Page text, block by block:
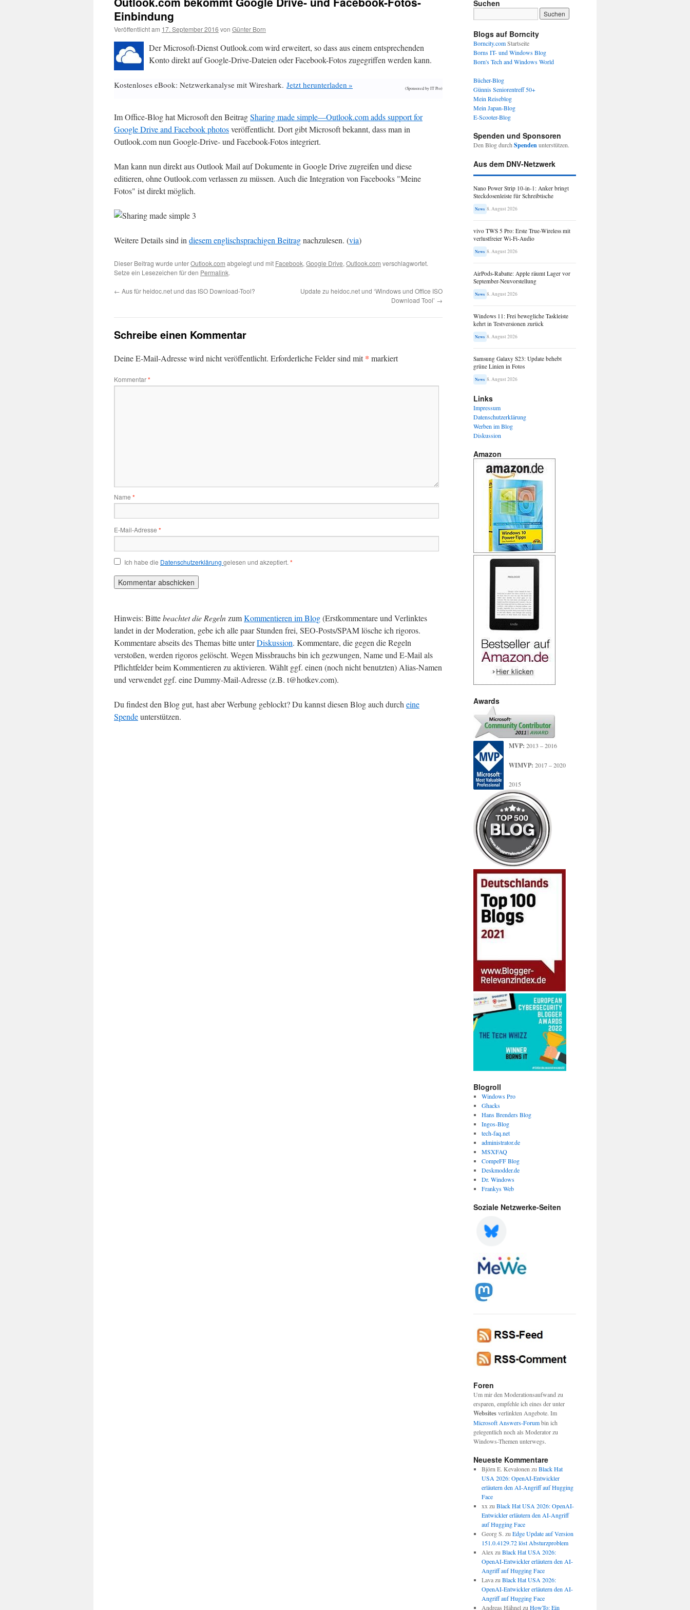
Einbindung
Veröffentlicht am 17. September 2016 von Günter Born
Der Microsoft-Dienst Outlook.com wird erweitert, so dass aus einem entsprechenden
Konto direkt auf Google-Drive-Dateien oder Facebook-Fotos zugegriffen werden kann.
Kostenloses eBook: Netzwerkanalyse mit Wireshark. Jetzt herunterladen » (Sponsored by IT Pro)
Im Office-Blog hat Microsoft den BeitragSharing made simple—Outlook.com adds support for
Google Drive and Facebook photosveröffentlicht. Dort gibt Microsoft bekannt, dass man in
Outlook.com nun Google-Drive- und Facebook-Fotos integriert.
Man kann nun direkt aus Outlook Mail auf Dokumente in Google Drive zugreifen und diese
editieren, ohne Outlook.com verlassen zu müssen. Auch die Integration von Facebooks "Meine
Fotos" ist direkt möglich.
Weitere Details sind in diesem englischsprachigen Beitragnachzulesen. (via)
Dieser Beitrag wurde unterOutlook.com abgelegt und mit Facebook, Google Drive, Outlook.com verschlagwortet.
Setze ein Lesezeichen für den Permalink.
← Aus für heidoc.net und das ISO Download-Tool?
Update zu heidoc.net und ‘Windows und Office ISO
Download Tool’ →
Schreibe einen Kommentar
Deine E-Mail-Adresse wird nicht veröffentlicht. Erforderliche Felder sind mit* markiert
Kommentar*
Name *
E-Mail-Adresse *
Ich habe die Datenschutzerklärung gelesen und akzeptiert. *
Hinweis: Bittebeachtet die RegelnzumKommentieren im Blog(Erstkommentare und Verlinktes
landet in der Moderation, gebe ich alle paar Stunden frei, SEO-Posts/SPAM lösche ich rigoros.
Kommentare abseits des Themas bitte unterDiskussion. Kommentare, die gegen die Regeln
verstoßen, werden rigoros gelöscht. Wegen Missbrauchs bin ich gezwungen, Name und E-Mail als
Pflichtfelder beim Kommentieren zu aktivieren. Wählt ggf. einen (noch nicht benutzten) Alias-Namen
und verwendet ggf. eine Dummy-Mail-Adresse (z.B. t@hotkev.com).
Du findest den Blog gut, hast aber Werbung geblockt? Du kannst diesen Blog auch durch eine
Spendeunterstützen.
Suchen
Blogs auf Borncity
Borncity.comStartseite
Borns IT- und Windows Blog
Born's Tech and Windows World
Bücher-Blog
Günnis Seniorentreff 50+
Mein Reiseblog
Mein Japan-Blog
E-Scooter-Blog
Spenden und Sponsoren
Den Blog durch Spendenunterstützen.
Aus dem DNV-Netzwerk
Nano Power Strip 10-in-1: Anker bringt
Steckdosenleiste für Schreibtische
News 8. August 2026
vivo TWS 5 Pro: Erste True-Wireless mit
verlustfreier Wi-Fi-Audio
News 8. August 2026
AirPods-Rabatte: Apple räumt Lager vor
September-Neuvorstellung
News 8. August 2026
Windows 11: Frei bewegliche Taskleiste
kehrt in Testversionen zurück
News 8. August 2026
Samsung Galaxy S23: Update behebt
grüne Linien in Fotos
News 8. August 2026
Links
Impressum
Datenschutzerklärung
Werben im Blog
Diskussion
Amazon
Awards
MVP: 2013 – 2016
WIMVP: 2017 – 2020
2015
Blogroll
Windows Pro
Ghacks
Hans Brenders Blog
Ingos-Blog
tech-faq.net
administrator.de
MSXFAQ
CompeFF Blog
Deskmodder.de
Dr. Windows
Frankys Web
Soziale Netzwerke-Seiten
Foren
Um mir den Moderationsaufwand zu
ersparen, empfehle ich eines der unter
Websitesverlinkten Angebote. Im
Microsoft Answers-Forumbin ich
gelegentlich noch als Moderator zu
Windows-Themen unterwegs.
Neueste Kommentare
Björn E. Kevalonen zu Black Hat
USA 2026: OpenAI-Entwickler
erläutern den AI-Angriff auf Hugging
Face
xx zu Black Hat USA 2026: OpenAI-
Entwickler erläutern den AI-Angriff
auf Hugging Face
Georg S. zu Edge Update auf Version
151.0.4129.72 löst Absturzproblem
Alex zu Black Hat USA 2026:
OpenAI-Entwickler erläutern den AI-
Angriff auf Hugging Face
Lavazu Black Hat USA 2026:
OpenAI-Entwickler erläutern den AI-
Angriff auf Hugging Face
Andreas Hähnelzu HowTo: Ein